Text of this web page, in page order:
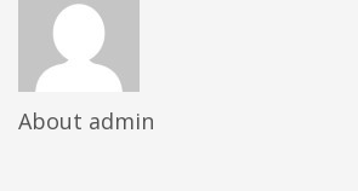
About admin